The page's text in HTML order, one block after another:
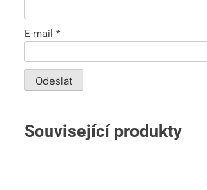
E-mail *
Související produkty